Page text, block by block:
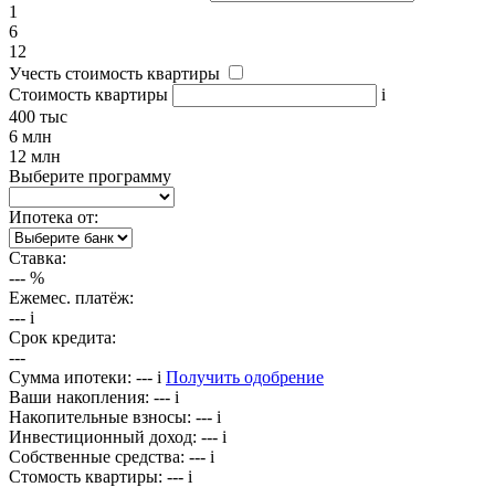
1
6
12
Учесть стоимость квартиры
Стоимость квартиры
i
400 тыс
6 млн
12 млн
Выберите программу
Ипотека от:
Ставка:
--- %
Ежемес. платёж:
--- i
Срок кредита:
---
Сумма ипотеки: --- i Получить одобрение
Ваши накопления: --- i
Накопительные взносы: --- i
Инвестиционный доход: --- i
Собственные средства: --- i
Стомость квартиры: --- i